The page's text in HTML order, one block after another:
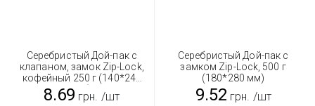
Серебристый Дой-пак с
клапаном, замок Zip-Lock,
кофейный 250 г (140*240
мм)
8.69 грн. /шт
Серебристый Дой-пак с
замком Zip-Lock, 500 г
(180*280 мм)
9.52 грн. /шт